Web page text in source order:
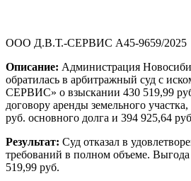
ООО Д.В.Т.-СЕРВИС А45-9659/2025
Описание: Администрация
обратилась в арбитражный суд с
СЕРВИС» о взыскании 430 519,99
договору аренды земельного
руб. основного долга и 394 925,64
Результат: Суд отказал в
требований в полном объеме. Выгода
519,99 руб.